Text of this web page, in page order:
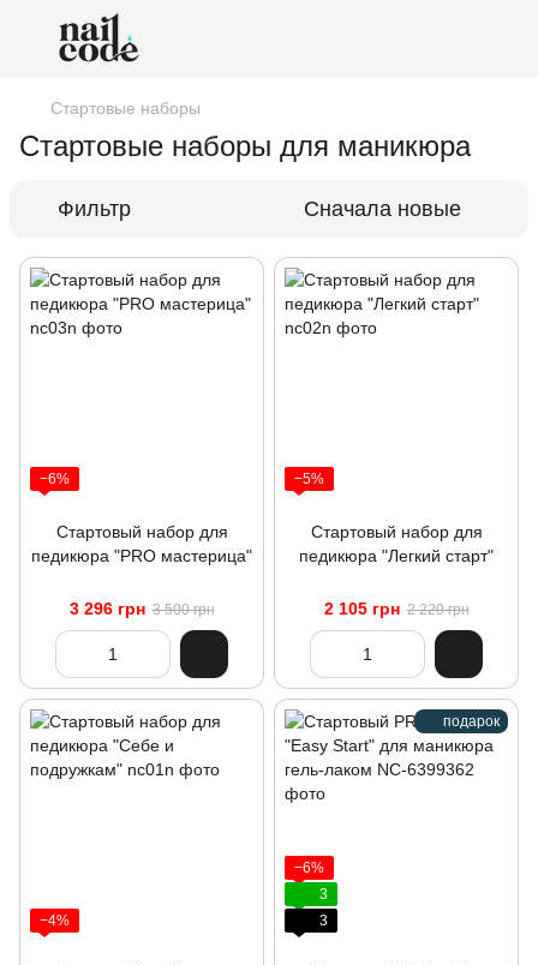
Стартовые наборы
Стартовые наборы для маникюра
Фильтр Сначала новые
−6%
Стартовый набор для
педикюра "PRO мастерица"
3 296 грн 3 500 грн
−5%
Стартовый набор для
педикюра "Легкий старт"
2 105 грн 2 220 грн
−4%
подарок
−6%
3
3